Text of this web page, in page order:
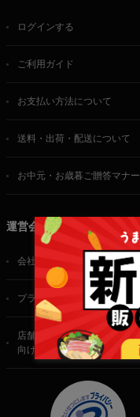
ログインする
ご利用ガイド
お支払い方法について
送料・出荷・配送について
お中元・お歳暮ご贈答マナー
運営会社
会社概要
プライバシーポリシー
店舗・法人・生産者様
向けのお問い合わせ